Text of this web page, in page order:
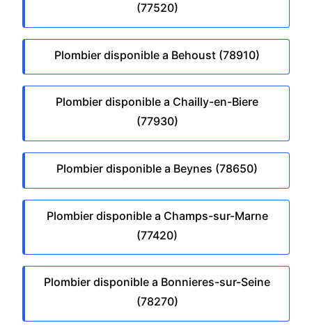
(77520)
Plombier disponible a Behoust (78910)
Plombier disponible a Chailly-en-Biere
(77930)
Plombier disponible a Beynes (78650)
Plombier disponible a Champs-sur-Marne
(77420)
Plombier disponible a Bonnieres-sur-Seine
(78270)